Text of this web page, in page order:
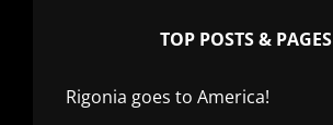
TOP POSTS & PAGES
Rigonia goes to America!